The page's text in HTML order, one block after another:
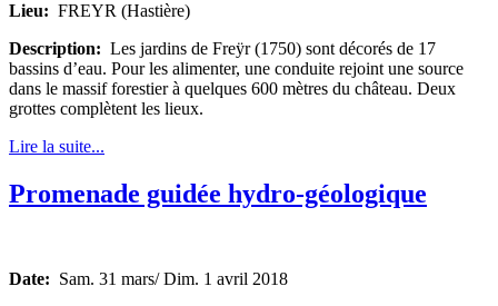
Lieu: FREYR (Hastière)
Description: Les jardins de Freÿr (1750) sont décorés de 17
bassins d’eau. Pour les alimenter, une conduite rejoint une source
dans le massif forestier à quelques 600 mètres du château. Deux
grottes complètent les lieux.
Lire la suite...
Promenade guidée hydro-géologique
Date: Sam. 31 mars/ Dim. 1 avril 2018